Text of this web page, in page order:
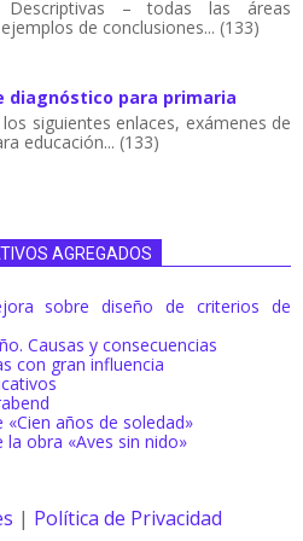
Descriptivas – todas las áreas
de conclusiones... (133)
diagnóstico para primaria
siguientes enlaces, exámenes de
educación... (133)
AGREGADOS
sobre diseño de criterios de
Causas y consecuencias
con gran influencia
años de soledad»
obra «Aves sin nido»
| Política de Privacidad